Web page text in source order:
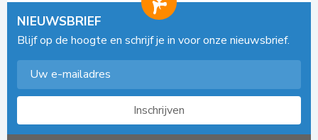
NIEUWSBRIEF
Blijf op de hoogte en schrijf je in voor onze nieuwsbrief.
Inschrijven